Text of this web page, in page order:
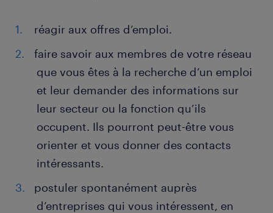
réagir aux offres d’emploi.
faire savoir aux membres de votre réseau
que vous êtes à la recherche d’un emploi
et leur demander des informations sur
leur secteur ou la fonction qu’ils
occupent. Ils pourront peut-être vous
orienter et vous donner des contacts
intéressants.
postuler spontanément auprès
d’entreprises qui vous intéressent, en